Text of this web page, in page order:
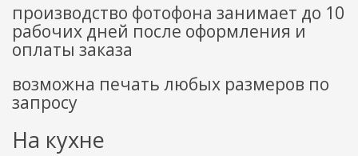
производство фотофона занимает до 10
рабочих дней после оформления и
оплаты заказа
возможна печать любых размеров по
запросу
На кухне